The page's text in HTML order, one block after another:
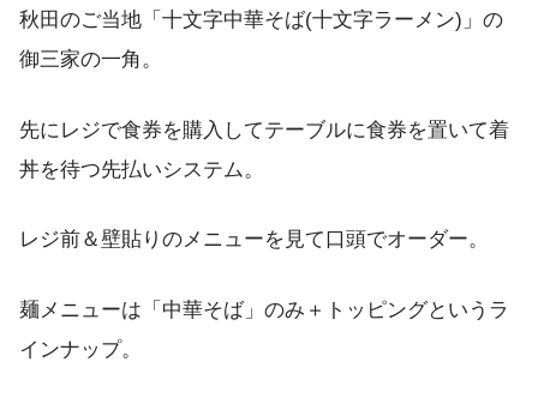
秋田のご当地「十文字中華そば(十文字ラーメン)」の
御三家の一角。
先にレジで食券を購入してテーブルに食券を置いて着
丼を待つ先払いシステム。
レジ前＆壁貼りのメニューを見て口頭でオーダー。
麺メニューは「中華そば」のみ＋トッピングというラ
インナップ。